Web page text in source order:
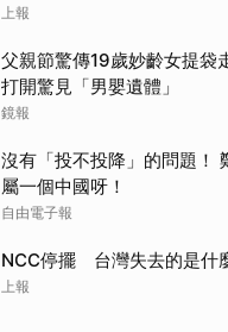
上報
父親節驚傳19歲妙齡女提
打開驚見「男嬰遺體」
鏡報
沒有「投不投降」的問題！
屬一個中國呀！
自由電子報
NCC停擺 台灣失去的是什
上報